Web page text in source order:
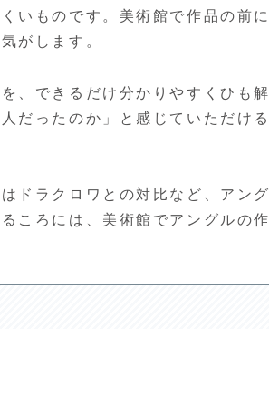
いものです。美術館で作品の前に
がします。
、できるだけ分かりやすくひも解
だったのか」と感じていただける
ドラクロワとの対比など、アング
ころには、美術館でアングルの作